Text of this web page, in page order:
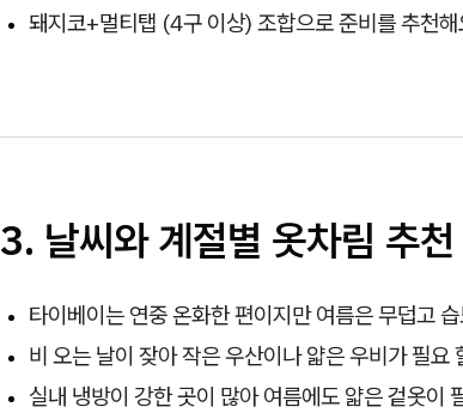
돼지코+멀티탭 (4구 이상) 조합으로 준비를 추천해
3. 날씨와 계절별 옷차림 추천
타이베이는 연중 온화한 편이지만 여름은 무덥고
비 오는 날이 잦아 작은 우산이나 얇은 우비가 필요
실내 냉방이 강한 곳이 많아 여름에도 얇은 겉옷이